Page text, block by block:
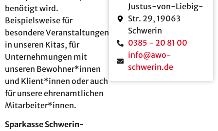
benötigt wird.
Beispielsweise für
besondere Veranstaltungen
in unseren Kitas, für
Unternehmungen mit
unseren Bewohner*innen
und Klient*innen oder auch
für unsere ehrenamtlichen
Mitarbeiter*innen.
Sparkasse Schwerin-
Justus-von-Liebig-
Str. 29, 19063
Schwerin
0385 - 20 81 00
info@awo-
schwerin.de